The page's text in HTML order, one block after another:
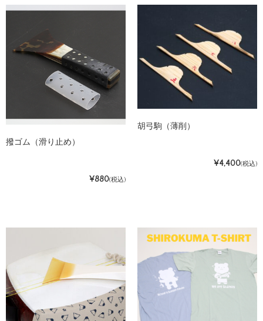
撥ゴム（滑り止め）
¥880(税込)
胡弓駒（薄削）
¥4,400(税込)